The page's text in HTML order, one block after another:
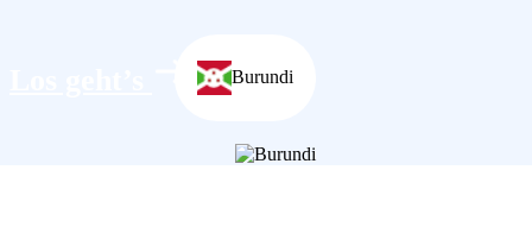
Burundi